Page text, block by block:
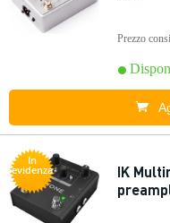
Prezzo
In
evidenza
IK